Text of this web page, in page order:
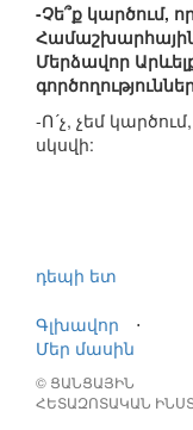
-Չե՞ք կարծում,
Մերձավոր
-Ո´չ, չեմ
սկսվի:
դեպի ետ
Գլխավոր
⋅
Մեր մասին
© ՑԱՆՑԱՅԻՆ
ՀԵՏԱԶՈՏԱԿԱՆ